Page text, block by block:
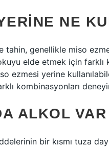
NE
tahin, genellikle miso
elde etmek için farklı
ezmesi yerine
kombinasyonları
ALKOL
bir kısmı tuza